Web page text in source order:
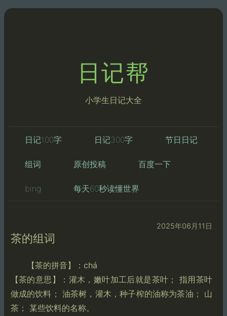
日记帮
小学生日记大全
日记100字 日记300字 节日日记
组词 原创投稿 百度一下
bing 每天60秒读懂世界
2025年06月11日
茶的组词
【茶的拼音】：chá
【茶的意思】：灌木，嫩叶加工后就是茶叶； 指用茶叶
做成的饮料； 油茶树，灌木，种子榨的油称为茶油； 山
茶； 某些饮料的名称。